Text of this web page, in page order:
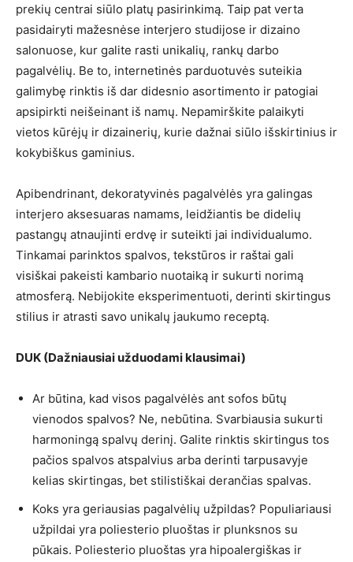
prekių centrai siūlo platų pasirinkimą. Taip pat verta
pasidairyti mažesnėse interjero studijose ir dizaino
salonuose, kur galite rasti unikalių, rankų darbo
pagalvėlių. Be to, internetinės parduotuvės suteikia
galimybę rinktis iš dar didesnio asortimento ir patogiai
apsipirkti neišeinant iš namų. Nepamirškite palaikyti
vietos kūrėjų ir dizainerių, kurie dažnai siūlo išskirtinius ir
kokybiškus gaminius.
Apibendrinant, dekoratyvinės pagalvėlės yra galingas
interjero aksesuaras namams, leidžiantis be didelių
pastangų atnaujinti erdvę ir suteikti jai individualumo.
Tinkamai parinktos spalvos, tekstūros ir raštai gali
visiškai pakeisti kambario nuotaiką ir sukurti norimą
atmosferą. Nebijokite eksperimentuoti, derinti skirtingus
stilius ir atrasti savo unikalų jaukumo receptą.
DUK (Dažniausiai užduodami klausimai)
Ar būtina, kad visos pagalvėlės ant sofos būtų
vienodos spalvos? Ne, nebūtina. Svarbiausia sukurti
harmoningą spalvų derinį. Galite rinktis skirtingus tos
pačios spalvos atspalvius arba derinti tarpusavyje
kelias skirtingas, bet stilistiškai derančias spalvas.
Koks yra geriausias pagalvėlių užpildas? Populiariausi
užpildai yra poliesterio pluoštas ir plunksnos su
pūkais. Poliesterio pluoštas yra hipoalergiškas ir